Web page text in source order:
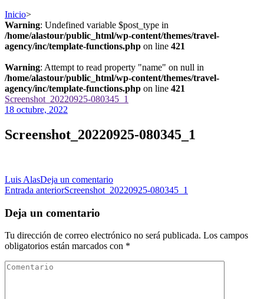
Inicio>
Warning: Undefined variable $post_type in
/home/alastour/public_html/wp-content/themes/travel-
agency/inc/template-functions.php on line 421
Warning: Attempt to read property "name" on null in
/home/alastour/public_html/wp-content/themes/travel-
agency/inc/template-functions.php on line 421
Screenshot_20220925-080345_1
18 octubre, 2022
Screenshot_20220925-080345_1
Luis AlasDeja un comentarioen
Screenshot_20220925-
Navegación
de
las
entradas
Entrada anteriorScreenshot_20220925-080345_1
Deja un comentario
Tu dirección de correo electrónico no será publicada. Los campos
obligatorios están marcados con *
Comentario